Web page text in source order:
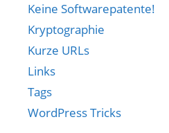
Keine Softwarepatente!
Kryptographie
Kurze URLs
Links
Tags
WordPress Tricks